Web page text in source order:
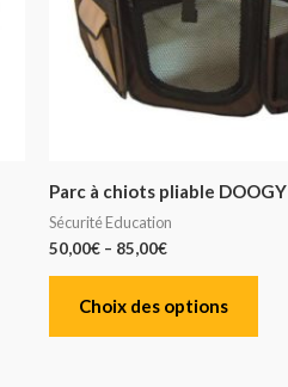
Parc à chiots pliable DOOGY
Sécurité Education
50,00€ – 85,00€
Choix des options